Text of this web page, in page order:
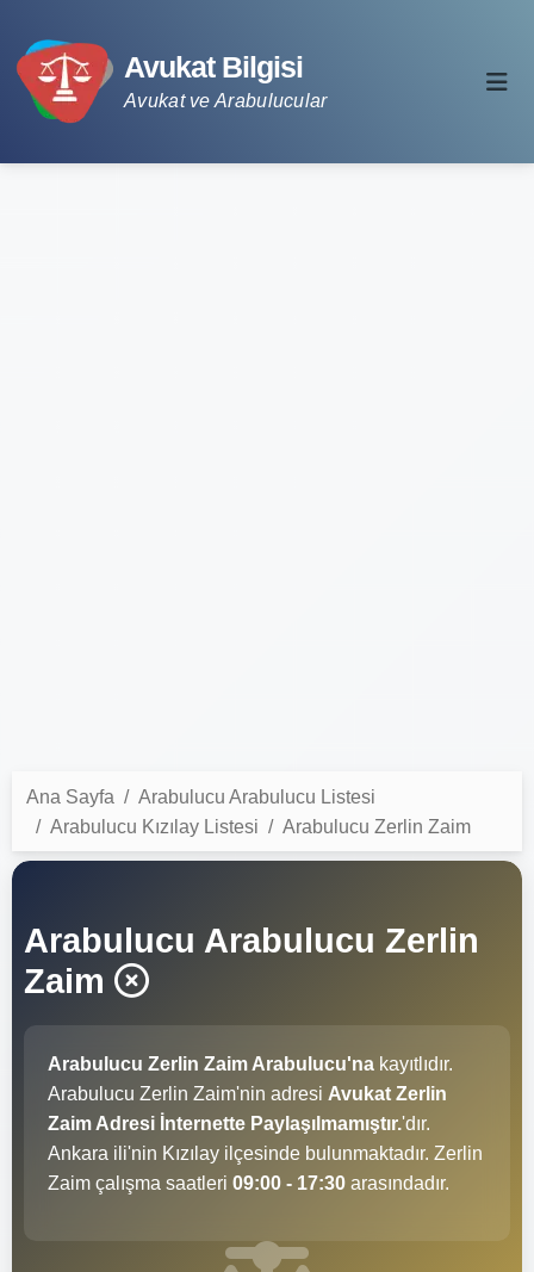
Avukat Bilgisi
Avukat ve Arabulucular
Ana Sayfa
Arabulucu Arabulucu Listesi
Arabulucu Kızılay Listesi
Arabulucu Zerlin Zaim
Arabulucu Arabulucu Zerlin
Zaim
Arabulucu Zerlin Zaim Arabulucu'na kayıtlıdır.
Arabulucu Zerlin Zaim'nin adresi Avukat Zerlin
Zaim Adresi İnternette Paylaşılmamıştır.'dır.
Ankara ili'nin Kızılay ilçesinde bulunmaktadır. Zerlin
Zaim çalışma saatleri 09:00 - 17:30 arasındadır.